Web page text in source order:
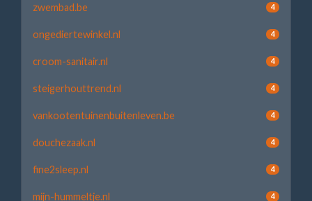
zwembad.be 4
ongediertewinkel.nl 4
croom-sanitair.nl 4
steigerhouttrend.nl 4
vankootentuinenbuitenleven.be 4
douchezaak.nl 4
fine2sleep.nl 4
mijn-hummeltje.nl 4